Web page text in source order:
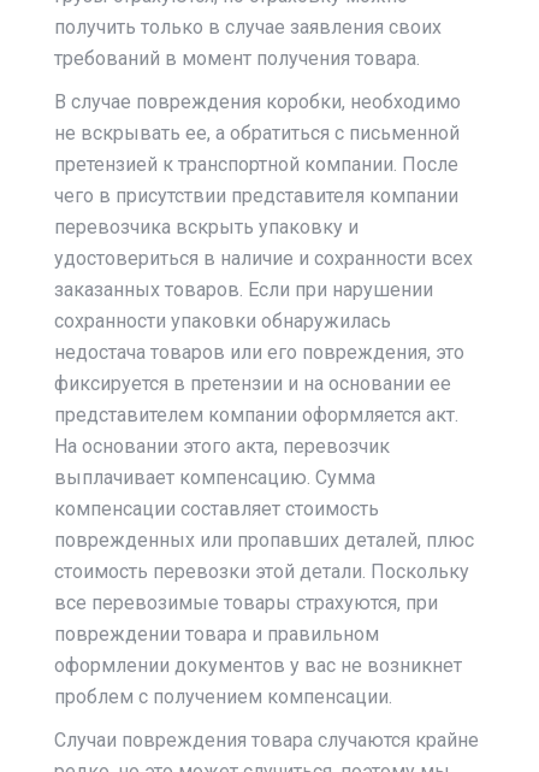
получить только в случае заявления своих
требований в момент получения товара.
В случае повреждения коробки, необходимо
не вскрывать ее, а обратиться с письменной
претензией к транспортной компании. После
чего в присутствии представителя компании
перевозчика вскрыть упаковку и
удостовериться в наличие и сохранности всех
заказанных товаров. Если при нарушении
сохранности упаковки обнаружилась
недостача товаров или его повреждения, это
фиксируется в претензии и на основании ее
представителем компании оформляется акт.
На основании этого акта, перевозчик
выплачивает компенсацию. Сумма
компенсации составляет стоимость
поврежденных или пропавших деталей, плюс
стоимость перевозки этой детали. Поскольку
все перевозимые товары страхуются, при
повреждении товара и правильном
оформлении документов у вас не возникнет
проблем с получением компенсации.
Случаи повреждения товара случаются крайне